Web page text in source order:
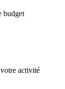
budget
activité